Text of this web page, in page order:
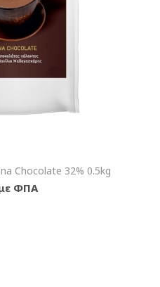
Chocolate 32% 0.5kg
ΦΠΑ